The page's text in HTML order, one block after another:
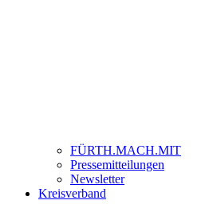
FÜRTH.MACH.MIT
Pressemitteilungen
Newsletter
Kreisverband